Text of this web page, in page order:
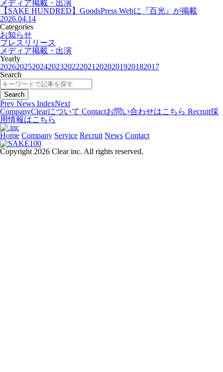
メディア掲載・出演
【SAKE HUNDRED】GoodsPress Webに『百光』が掲載
2026.04.14
Categories
お知らせ
プレスリリース
メディア掲載・出演
Yearly
202620252024202320222021 2020201920182017
Search
Prev News IndexNext
CompanyClearについて Contactお問い合わせはこちら Recruit採
用情報はこちら
Home Company Service Recruit News Contact
Copyright 2026 Clear inc. All rights reserved.